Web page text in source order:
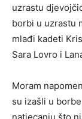
uzrastu
borbi u uzrastu
mlađi kadeti
Sara Lovro i
Moram
su izašli u